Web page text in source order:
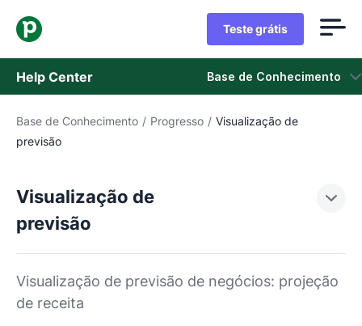
Teste grátis
Help Center Base de Conhecimento
Base de Conhecimento
Fale com o Suporte
Base de Conhecimento / Progresso / Visualização de
previsão
Visualização de
previsão
Visualização de previsão de negócios: projeção
de receita